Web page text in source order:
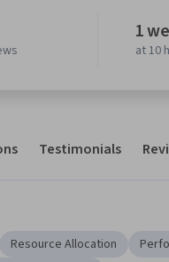
1
at 10
Testimonials
Resource Allocation